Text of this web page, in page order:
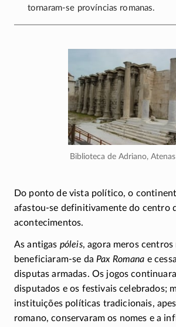
tornaram-se províncias romanas.
Biblioteca de Adriano, Atenas
Do ponto de vista político, o
afastou-se definitivamente do centro
acontecimentos.
As antigas póleis, agora meros centros
beneficiaram-se daPax Romana e
disputas armadas. Os jogos
disputados e os festivais celebrados;
instituições políticas tradicionais,
romano, conservaram os nomes e a